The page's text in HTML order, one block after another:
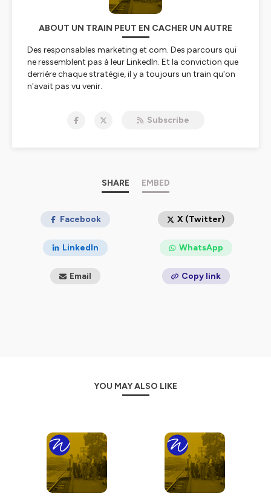
ABOUT UN TRAIN PEUT EN CACHER UN AUTRE
Des responsables marketing et com. Des parcours qui
ne ressemblent pas à leur LinkedIn. Et la conviction que
derrière chaque stratégie, il y a toujours un train qu'on
n'avait pas vu venir.
Subscribe
SHARE EMBED
Facebook X (Twitter)
LinkedIn WhatsApp
Email Copy link
YOU MAY ALSO LIKE